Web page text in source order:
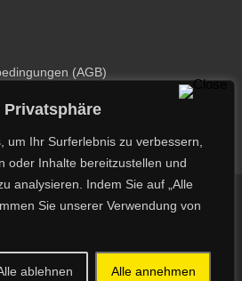
Privatsphäre
um Ihr Surferlebnis zu verbessern,
oder Inhalte bereitzustellen und
analysieren. Indem Sie auf „Alle
Sie unserer Verwendung von
ablehnen Alle annehmen
(AGB)
– Alle Rechte vorbehalten